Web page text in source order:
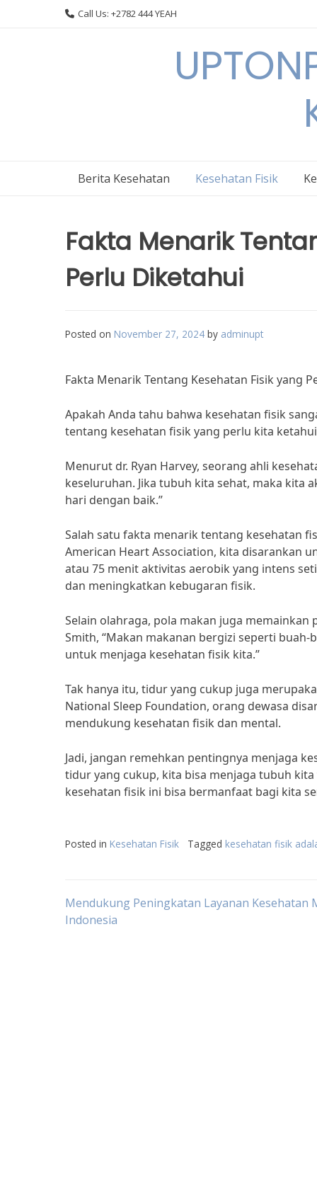
Call Us: +2782 444 YEAH
Berita Kesehatan Kesehatan Fisik
Fakta Menarik
Perlu Diketahui
Posted on November 27, 2024 by adminupt
Fakta Menarik Tentang Kesehatan Fisik yang
Apakah Anda tahu bahwa kesehatan fisik
tentang kesehatan fisik yang perlu kita
Menurut dr. Ryan Harvey, seorang ahli
keseluruhan. Jika tubuh kita sehat, maka kita
hari dengan baik.”
Salah satu fakta menarik tentang kesehatan
American Heart Association, kita disarankan
atau 75 menit aktivitas aerobik yang intens
dan meningkatkan kebugaran fisik.
Selain olahraga, pola makan juga
Smith, “Makan makanan bergizi seperti
untuk menjaga kesehatan fisik kita.”
Tak hanya itu, tidur yang cukup juga
National Sleep Foundation, orang dewasa
mendukung kesehatan fisik dan mental.
Jadi, jangan remehkan pentingnya menjaga
tidur yang cukup, kita bisa menjaga tubuh
kesehatan fisik ini bisa bermanfaat bagi kita
Posted in Kesehatan Fisik Tagged kesehatan fisik
Post
Mendukung Peningkatan Layanan Kesehatan
Indonesia